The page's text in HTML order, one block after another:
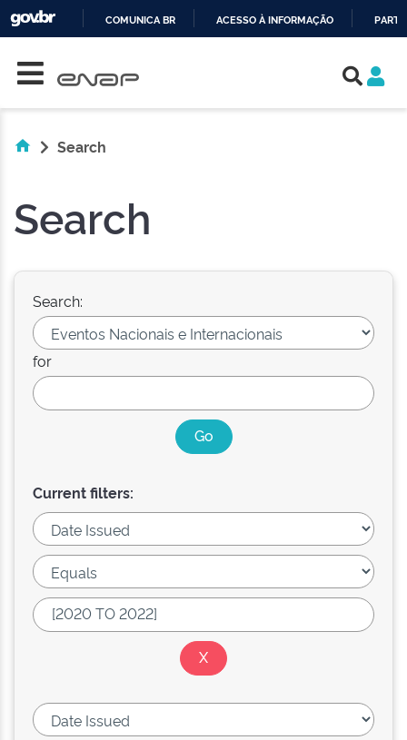
COMUNICA BR ACESSO À INFORMAÇÃO
Search
Search
Search:
for
Current filters: